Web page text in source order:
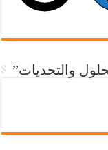
والتحديات”